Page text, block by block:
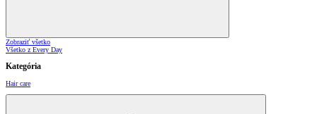
Zobraziť všetko
Všetko z Every Day
Kategória
Hair care